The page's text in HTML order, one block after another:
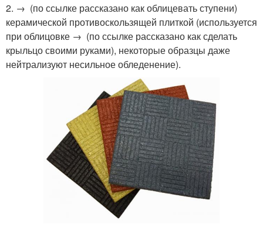
2. → (по ссылке рассказано как облицевать ступени)
керамической противоскользящей плиткой (используется
при облицовке → (по ссылке рассказано как сделать
крыльцо своими руками), некоторые образцы даже
нейтрализуют несильное обледенение).